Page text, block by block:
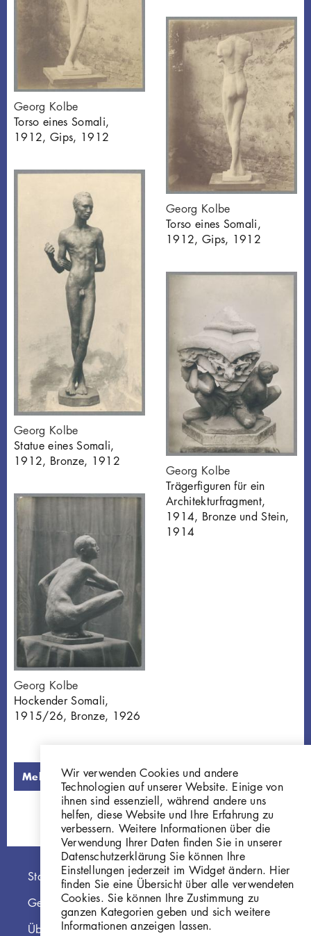
Georg Kolbe
Torso eines Somali,
1912, Gips, 1912
Georg Kolbe
Torso eines Somali,
1912, Gips, 1912
Georg Kolbe
Statue eines Somali,
1912, Bronze, 1912
Georg Kolbe
Trägerfiguren für ein
Architekturfragment,
1914, Bronze und Stein,
1914
Georg Kolbe
Hockender Somali,
1915/26, Bronze, 1926
Mehr laden
Hauptnavigation
Startseite
Georg Kolbe Museum
Über die Online Sammlung
Wir verwenden Cookies und andere
Technologien auf unserer Website. Einige von
ihnen sind essenziell, während andere uns
helfen, diese Website und Ihre Erfahrung zu
verbessern. Weitere Informationen über die
Verwendung Ihrer Daten finden Sie in unserer
Datenschutzerklärung Sie können Ihre
Einstellungen jederzeit im Widget ändern. Hier
finden Sie eine Übersicht über alle verwendeten
Cookies. Sie können Ihre Zustimmung zu
ganzen Kategorien geben und sich weitere
Informationen anzeigen lassen.